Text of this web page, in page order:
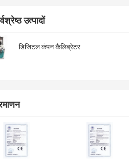
उत्पादों
डिजिटल कंपन कैलिब्रेटर